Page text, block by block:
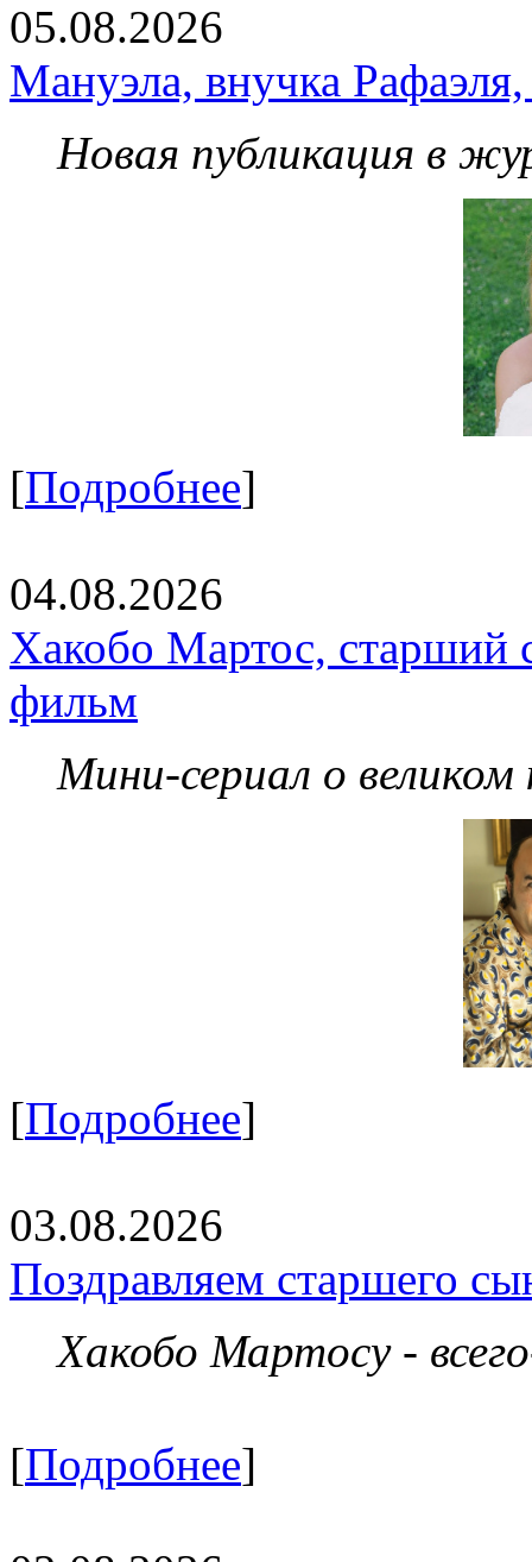
05.08.2026
Мануэла, внучка
Новая публикация в
[Подробнее]
04.08.2026
Хакобо Мартос, старший
фильм
Мини-сериал о великом
[Подробнее]
03.08.2026
Поздравляем старшего
Хакобо Мартосу -
[Подробнее]